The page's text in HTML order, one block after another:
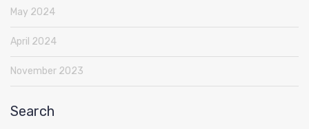
May 2024
April 2024
November 2023
Search